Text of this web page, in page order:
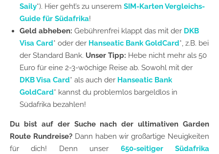
Saily*). Hier geht’s zu unserem SIM-Karten Vergleichs-
Guide für Südafrika!
Geld abheben: Gebührenfrei klappt das mit der DKB
Visa Card* oder der Hanseatic Bank GoldCard*, z.B. bei
der Standard Bank. Unser Tipp: Hebe nicht mehr als 50
Euro für eine 2-3-wöchige Reise ab. Sowohl mit der
DKB Visa Card* als auch der Hanseatic Bank
GoldCard* kannst du problemlos bargeldlos in
Südafrika bezahlen!
Du bist auf der Suche nach der ultimativen Garden
Route Rundreise? Dann haben wir großartige Neuigkeiten
für dich! Denn unser 650-seitiger Südafrika